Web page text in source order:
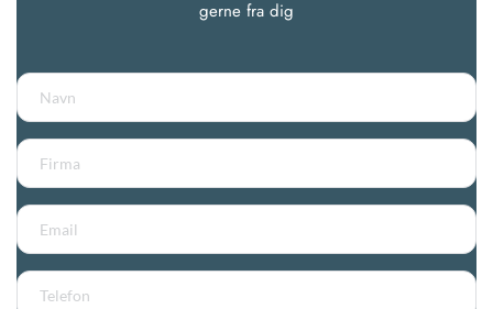
gerne fra dig